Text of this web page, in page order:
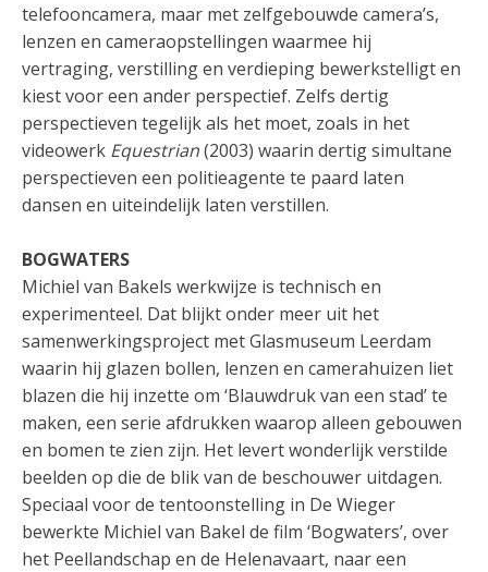
telefooncamera, maar met zelfgebouwde camera’s,
lenzen en cameraopstellingen waarmee hij
vertraging, verstilling en verdieping bewerkstelligt en
kiest voor een ander perspectief. Zelfs dertig
perspectieven tegelijk als het moet, zoals in het
videowerk Equestrian(2003) waarin dertig simultane
perspectieven een politieagente te paard laten
dansen en uiteindelijk laten verstillen.
BOGWATERS
Michiel van Bakels werkwijze is technisch en
experimenteel. Dat blijkt onder meer uit het
samenwerkingsproject met Glasmuseum Leerdam
waarin hij glazen bollen, lenzen en camerahuizen liet
blazen die hij inzette om ‘Blauwdruk van een stad’ te
maken, een serie afdrukken waarop alleen gebouwen
en bomen te zien zijn. Het levert wonderlijk verstilde
beelden op die de blik van de beschouwer uitdagen.
Speciaal voor de tentoonstelling in De Wieger
bewerkte Michiel van Bakel de film ‘Bogwaters’, over
het Peellandschap en de Helenavaart, naar een